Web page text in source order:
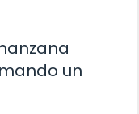
un